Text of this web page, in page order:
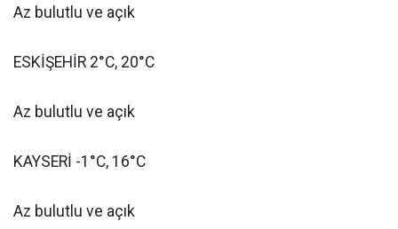
Az bulutlu ve açık
ESKİŞEHİR 2°C, 20°C
Az bulutlu ve açık
KAYSERİ -1°C, 16°C
Az bulutlu ve açık